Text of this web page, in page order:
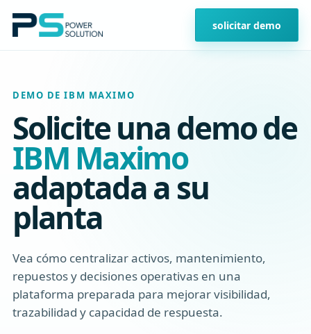
solicitar demo
DEMO DE IBM MAXIMO
Solicite una demo de
IBM Maximo
adaptada a su
planta
Vea cómo centralizar activos, mantenimiento,
repuestos y decisiones operativas en una
plataforma preparada para mejorar visibilidad,
trazabilidad y capacidad de respuesta.